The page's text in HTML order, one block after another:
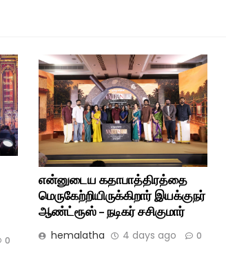
0
என்னுடைய கதாபாத்திரத்தை
மெருகேற்றியிருக்கிறார் இயக்குநர்
ஆண்ட்ரூஸ் – நடிகர் சசிகுமார்
hemalatha 4 days ago 0